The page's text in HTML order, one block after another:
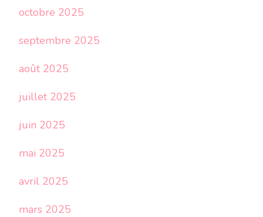
octobre 2025
septembre 2025
août 2025
juillet 2025
juin 2025
mai 2025
avril 2025
mars 2025